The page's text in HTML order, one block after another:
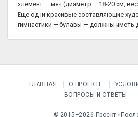
элемент — мяч (диаметр — 18-20 см,
Еще одни красивые составляющие
гимнастики — булавы — должны иметь
ГЛАВНАЯ О ПРОЕКТЕ
ВОПРОСЫ И ОТВЕТЫ
© 2015–2026 Проект